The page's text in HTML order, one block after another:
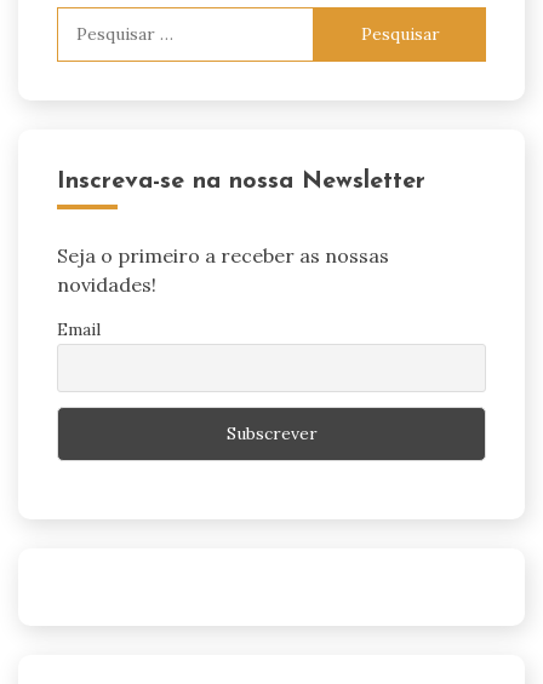
Inscreva-se na nossa Newsletter
Seja o primeiro a receber as nossas
novidades!
Email